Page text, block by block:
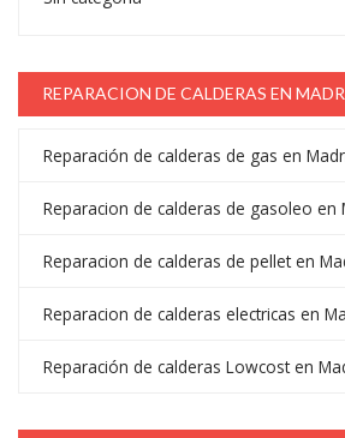
REPARACION DE CALDERAS EN
Reparación de calderas de gas en
Reparacion de calderas de gasoleo en
Reparacion de calderas de pellet en
Reparacion de calderas electricas en
Reparación de calderas Lowcost en